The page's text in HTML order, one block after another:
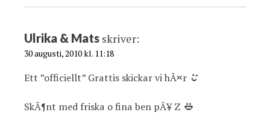
Ulrika & Mats skriver:
30 augusti, 2010 kl. 11:18
Ett ”officiellt” Grattis skickar vi hÃ¤r
SkÃ¶nt med friska o fina ben pÃ¥ Z